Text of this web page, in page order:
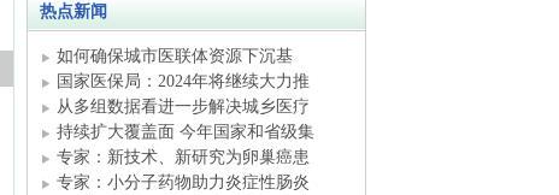
热点新闻
如何确保城市医联体资源下沉基
层？国
国家医保局：2024年将继续大力推
进医
从多组数据看进一步解决城乡医疗
资
持续扩大覆盖面 今年国家和省级集
专家：新技术、新研究为卵巢癌患
者带
专家：小分子药物助力炎症性肠炎